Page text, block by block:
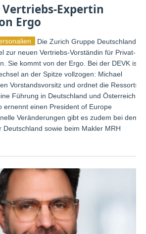
Expertin
Ergo
Die Zurich Gruppe Deutschland
zur neuen Vertriebs-Vorständin für Privat-
Sie kommt von der Ergo. Bei der DEVK ist
an der Spitze vollzogen: Michael
Vorstandsvorsitz und ordnet die Ressorts
Führung in Deutschland und Österreich
ernennt einen President of Europe
Veränderungen gibt es zudem bei dem
Deutschland sowie beim Makler MRH